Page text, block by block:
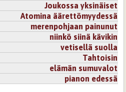
Joukossa yksinäiset
Atomina äärettömyydessä
merenpohjaan painunut
niinkö siinä kävikin
vetisellä suolla
Tahtoisin
elämän sumuvalot
pianon edessä